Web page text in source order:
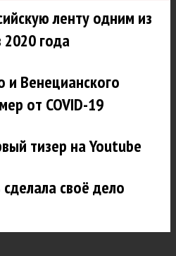
ленту одним из
года
и Венецианского
от COVID-19
тизер на Youtube
своё дело